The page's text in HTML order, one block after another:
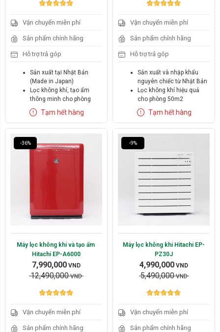
Vận chuyển miễn phí
Sản phẩm chính hãng
Hỗ trợ trả góp
Sản xuất tại Nhật Bản
(Made in Japan)
Lọc không khí, tạo ẩm
thông minh cho phòng
diện tích tới 68m2
Mặt kính cường lực chống
khuẩn mạnh
Màng lọc HEPA H13 loại bỏ
99,97% bụi mịn kích thước
Tạm hết hàng
Vận chuyển miễn phí
Sản phẩm chính hãng
Hỗ trợ trả góp
Sản xuất và nhập khẩu
nguyên chiếc từ Nhật Bản
Lọc không khí hiệu quả
cho phòng 50m2
Tạo ẩm thông minh
Màng lọc HEPA tiêu chuẩn
kích thước nhỏ tới 0.3
Thời gian sử dụng màng
lọc 8-10 năm mới cần thay
Điều khiển từ xa tiện sử
dụng
Tạm hết hàng
-36%
Hãng:
Hitachi
Diện tích:
30m2 - 50m2
Xóa
Máy lọc không khí và tạo ẩm
Hitachi EP-A6000
7,990,000 VND
12,490,000 VND
Vận chuyển miễn phí
Sản phẩm chính hãng
-9%
Hãng:
Hitachi
Diện tích:
20m2 - 30m2
Xóa
Máy lọc không khí Hitachi EP-
PZ30J
4,990,000 VND
5,490,000 VND
Vận chuyển miễn phí
Sản phẩm chính hãng
Hãng:
Hãng: